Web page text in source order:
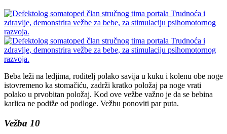
Beba leži na ledjima, roditelj polako savija u kuku i kolenu obe noge
istovremeno ka stomačiću, zadrži kratko položaj pa noge vrati
polako u prvobitan položaj. Kod ove vežbe važno je da se bebina
karlica ne podiže od podloge. Vežbu ponoviti par puta.
Vežba 10